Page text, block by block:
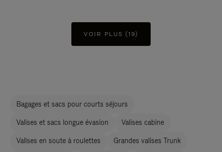
VOIR PLUS (19)
Bagages et sacs pour courts séjours
Valises et sacs longue évasion Valises cabine
Valises en soute à roulettes Grandes valises Trunk